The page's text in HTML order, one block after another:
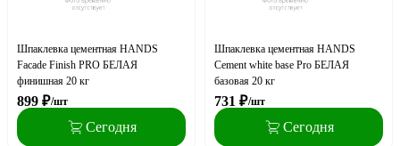
Шпаклевка цементная HANDS
Facade Finish PRO БЕЛАЯ
финишная 20 кг
899 ₽/шт
Сегодня
Шпаклевка цементная HANDS
Cement white base Pro БЕЛАЯ
базовая 20 кг
731 ₽/шт
Сегодня